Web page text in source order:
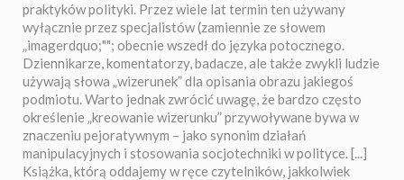
praktyków polityki. Przez wiele lat termin ten używany
wyłącznie przez specjalistów (zamiennie ze słowem
„imagerdquo;""; obecnie wszedł do języka potocznego.
Dziennikarze, komentatorzy, badacze, ale także zwykli ludzie
używają słowa „wizerunek” dla opisania obrazu jakiegoś
podmiotu. Warto jednak zwrócić uwagę, że bardzo często
określenie „kreowanie wizerunku” przywoływane bywa w
znaczeniu pejoratywnym – jako synonim działań
manipulacyjnych i stosowania socjotechniki w polityce. [...]
Książka, którą oddajemy w ręce czytelników, jakkolwiek